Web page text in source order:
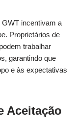
incentivam a
Proprietários de
trabalhar
garantindo que
e às expectativas
Aceitação